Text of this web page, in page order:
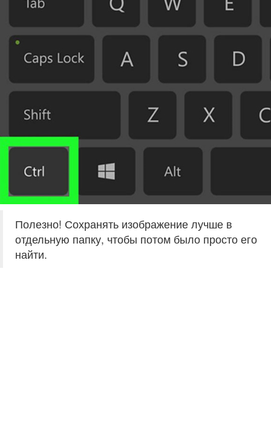
Полезно! Сохранять изображение лучше в
отдельную папку, чтобы потом было просто его
найти.